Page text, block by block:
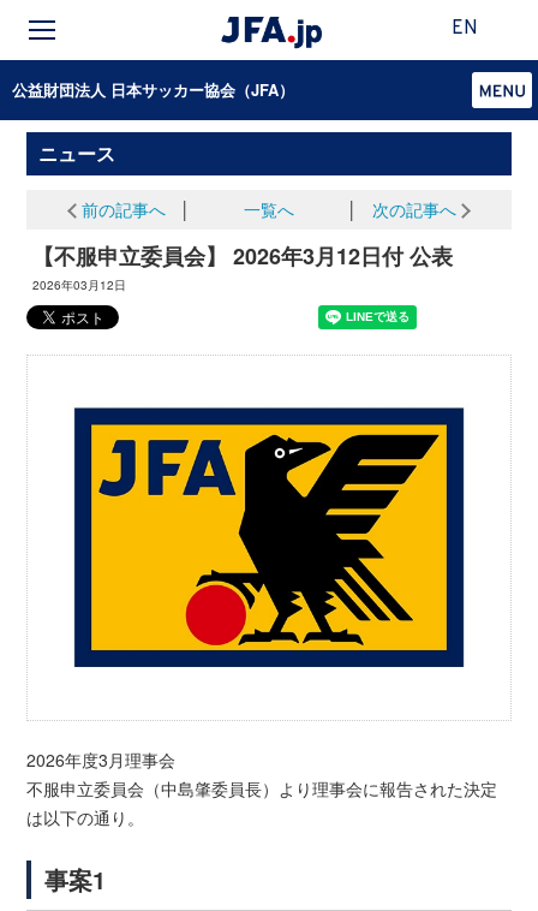
EN
公益財団法人 日本サッカー協会（JFA）
ニュース
前の記事へ 一覧へ 次の記事へ
【不服申立委員会】 2026年3月12日付 公表
2026年03月12日
2026年度3月理事会
不服申立委員会（中島肇委員長）より理事会に報告された決定
は以下の通り。
事案1